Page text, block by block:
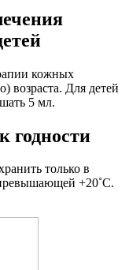
кожных
возраста. Для детей
5 мл.
годности
только в
+20˚С.